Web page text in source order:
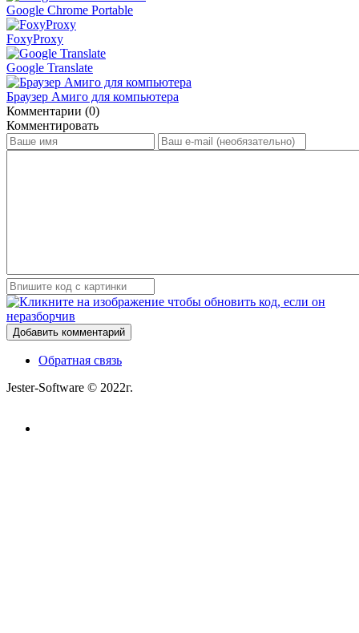
Google Chrome Portable
FoxyProxy
Google Translate
Браузер Амиго для компьютера
Комментарии (0)
Комментировать
Добавить комментарий
Обратная связь
Jester-Software © 2022г.